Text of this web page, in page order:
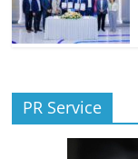
PR Service